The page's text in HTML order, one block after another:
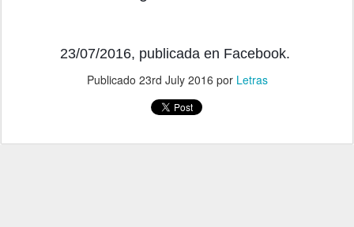
23/07/2016, publicada en Facebook.
Publicado 23rd July 2016 por Letras